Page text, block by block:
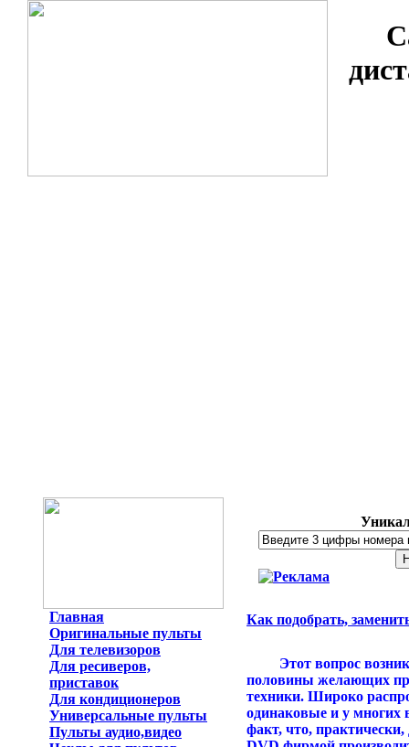
Главная
Оригинальные пульты
Для телевизоров
Для ресиверов,
приставок
Для кондиционеров
Универсальные пульты
Пульты аудио,видео
Как подобрать,
Этот вопрос
половины желающих
техники. Широко
одинаковые и у многих
факт, что,